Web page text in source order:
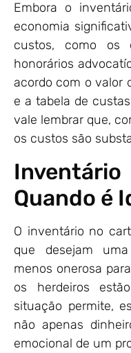
Embora o
economia
custos, como os
honorários
acordo com o valor
e a tabela de
vale lembrar que,
os custos são
Quando é
O inventário no
que desejam
menos onerosa
os herdeiros
situação permite,
não apenas
emocional de um